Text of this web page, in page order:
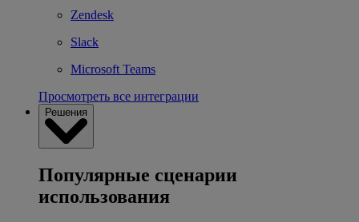
Zendesk
Slack
Microsoft Teams
Просмотреть все интеграции
Решения
Популярные сценарии
использования